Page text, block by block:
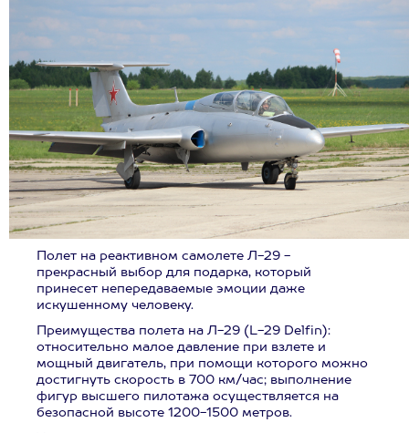
Полет на реактивном самолете Л-29 -
прекрасный выбор для подарка, который
принесет непередаваемые эмоции даже
искушенному человеку.
Преимущества полета на Л-29 (L-29 Delfin):
относительно малое давление при взлете и
мощный двигатель, при помощи которого можно
достигнуть скорость в 700 км/час; выполнение
фигур высшего пилотажа осуществляется на
безопасной высоте 1200-1500 метров.